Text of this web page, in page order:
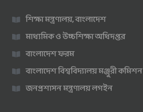
শিক্ষা মন্ত্রণালয়, বাংলাদেশ
মাধ্যমিক ও উচ্চশিক্ষা অধিদপ্তর
বাংলাদেশ ফরম
বাংলাদেশ বিশ্ববিদ্যালয় মঞ্জুরী কমিশন
জনপ্রশাসন মন্ত্রণালয় লগইন